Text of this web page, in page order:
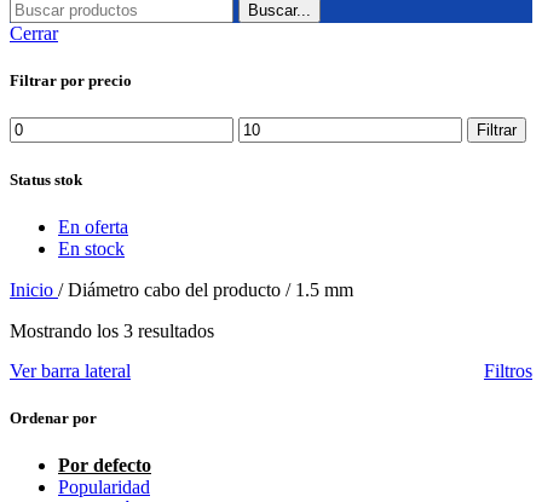
Buscar...
Cerrar
Filtrar por precio
Precio
mínimo
Precio
máximo
Filtrar
Status stok
En oferta
En stock
Inicio / Diámetro cabo del producto / 1.5 mm
Mostrando los 3 resultados
Ver barra lateral
Filtros
Ordenar por
Por defecto
Popularidad